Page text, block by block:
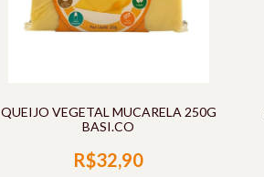
QUEIJO VEGETAL MUCARELA 250G
BASI.CO
R$32,90